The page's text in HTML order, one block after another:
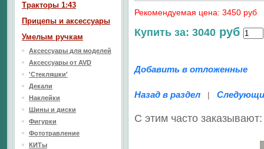
Рекомендуемая цена: 3450 руб
Купить за: 3040 руб
Добавить в отложенные
Назад в раздел |
С этим часто заказывают:
Тракторы 1:43
Прицепы и аксессуары
Умелым ручкам
Аксессуары для моделей
Аксессуары от AVD
'Стекляшки'
Декали
Наклейки
Шины и диски
Фигурки
Фототравление
КИТы